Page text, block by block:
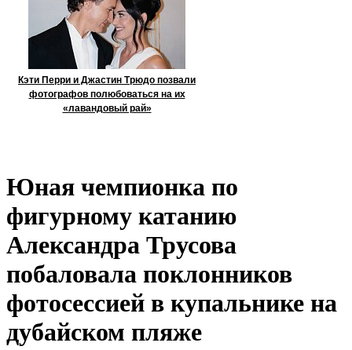
Кэти Перри и Джастин Трюдо позвали
фотографов полюбоваться на их
«лавандовый рай»
Юная чемпионка по
фигурному катанию
Александра Трусова
побаловала поклонников
фотосессией в купальнике на
дубайском пляже